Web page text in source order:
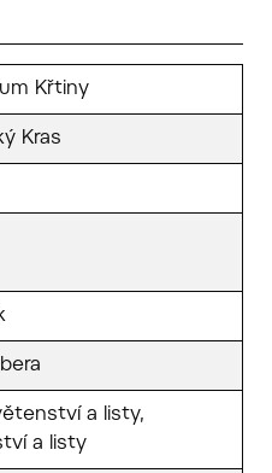
Křtiny
Kras
a listy,
a listy